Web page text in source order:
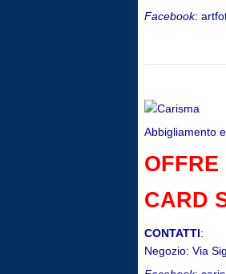
Facebook:
Abbigliamento
CARD
CONTATTI:
Negozio: Via